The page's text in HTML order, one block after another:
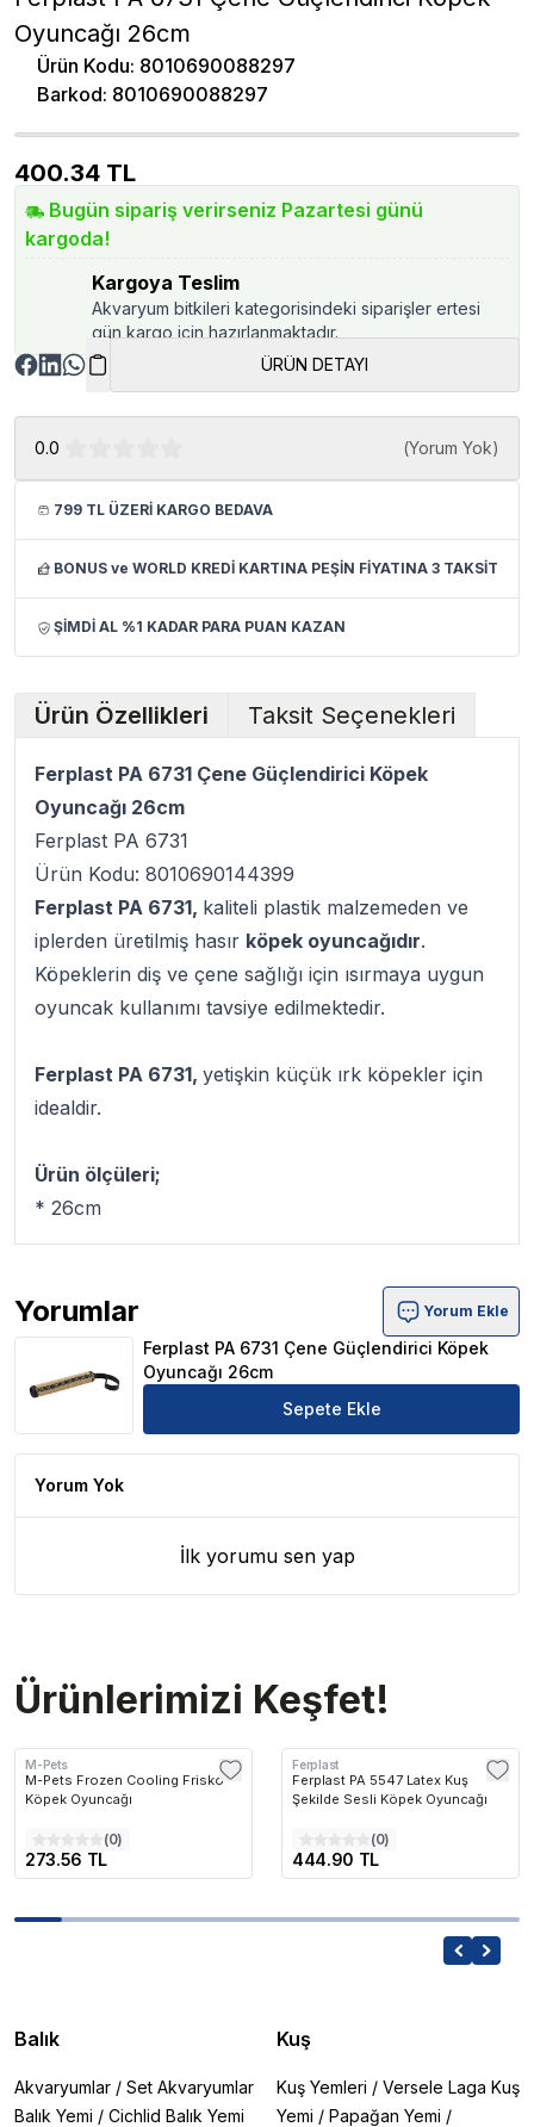
Oyuncağı 26cm
Ürün Kodu: 8010690088297
Barkod: 8010690088297
400.34 TL
Bugün sipariş verirseniz Pazartesi günü
kargoda!
Kargoya Teslim
Akvaryum bitkileri kategorisindeki siparişler ertesi
gün kargo için hazırlanmaktadır.
ÜRÜN DETAYI
0.0 (Yorum Yok)
799 TL ÜZERİ KARGO BEDAVA
BONUS ve WORLD KREDİ KARTINA PEŞİN FİYATINA 3 TAKSİT
ŞİMDİ AL %1 KADAR PARA PUAN KAZAN
Ürün Özellikleri Taksit Seçenekleri
Ferplast PA 6731 Çene Güçlendirici Köpek
Oyuncağı 26cm
Ferplast PA 6731
Ürün Kodu: 8010690144399
Ferplast PA 6731, kaliteli plastik malzemeden ve
iplerden üretilmiş hasır köpek oyuncağıdır.
Köpeklerin diş ve çene sağlığı için ısırmaya uygun
oyuncak kullanımı tavsiye edilmektedir.
Ferplast PA 6731, yetişkin küçük ırk köpekler için
idealdir.
Ürün ölçüleri;
* 26cm
Yorumlar
Ferplast PA 6731 Çene Güçlendirici Köpek Oyuncağı
Yorum Ekle
Ferplast PA 6731 Çene Güçlendirici Köpek
Oyuncağı 26cm
Sepete Ekle
Yorum Yok
İlk yorumu sen yap
Ürünlerimizi Keşfet!
M-Pets
M-Pets Frozen Cooling Frisko
Köpek Oyuncağı
(0)
273.56 TL
Ferplast
Ferplast PA 5547 Latex Kuş
Şekilde Sesli Köpek Oyuncağı
(0)
444.90 TL
Balık
Akvaryumlar / Set Akvaryumlar
Balık Yemi / Cichlid Balık Yemi
Kuş
Kuş Yemleri / Versele Laga Kuş
Yemi / Papağan Yemi /